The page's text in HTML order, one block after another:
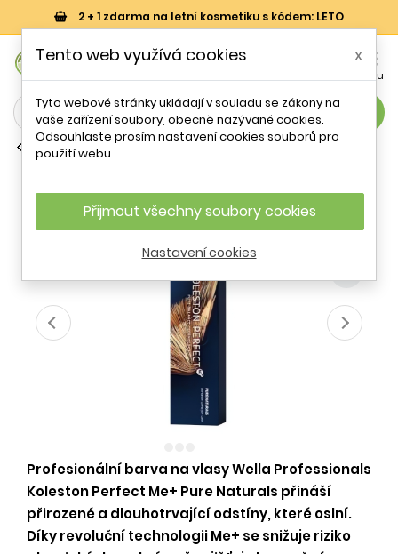
2 + 1 zdarma na letní kosmetiku s kódem: LETO

Menu
search
Permanentní barvy na vlasy
Me+ Pure Naturals 9/03 60 ml
- 28 %
Profesionální barva na vlasy Wella Professionals
Koleston Perfect Me+ Pure Naturals přináší
přirozené a dlouhotrvající odstíny, které oslní.
Díky revoluční technologii Me+ se snižuje riziko
Tento web využívá cookies x
Tyto webové stránky ukládají v souladu se zákony na
vaše zařízení soubory, obecně nazývané cookies.
Odsouhlaste prosím nastavení cookies souborů pro
použití webu.
Přijmout všechny soubory cookies
Nastavení cookies